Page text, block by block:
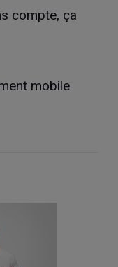
compte, ça
mobile